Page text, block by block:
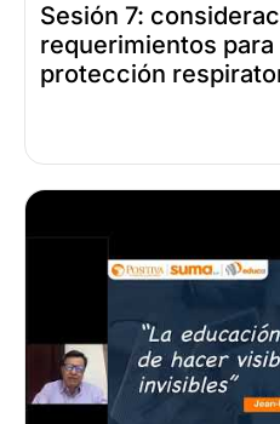
Sesión 7:
requerimientos
protección
vapores Fecha: